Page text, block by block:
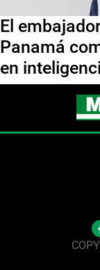
El
Panamá
en